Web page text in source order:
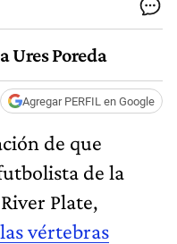
Ures Poreda
Agregar PERFIL en Google
de que
de la
Plate,
vértebras